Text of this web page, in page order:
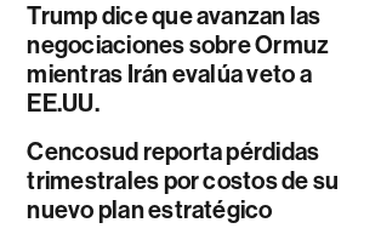
Trump dice que avanzan las
negociaciones sobre Ormuz
mientras Irán evalúa veto a
EE.UU.
Cencosud reporta pérdidas
trimestrales por costos de su
nuevo plan estratégico